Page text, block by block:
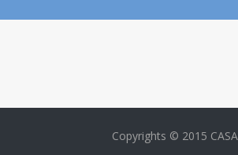
Copyrights © 2015